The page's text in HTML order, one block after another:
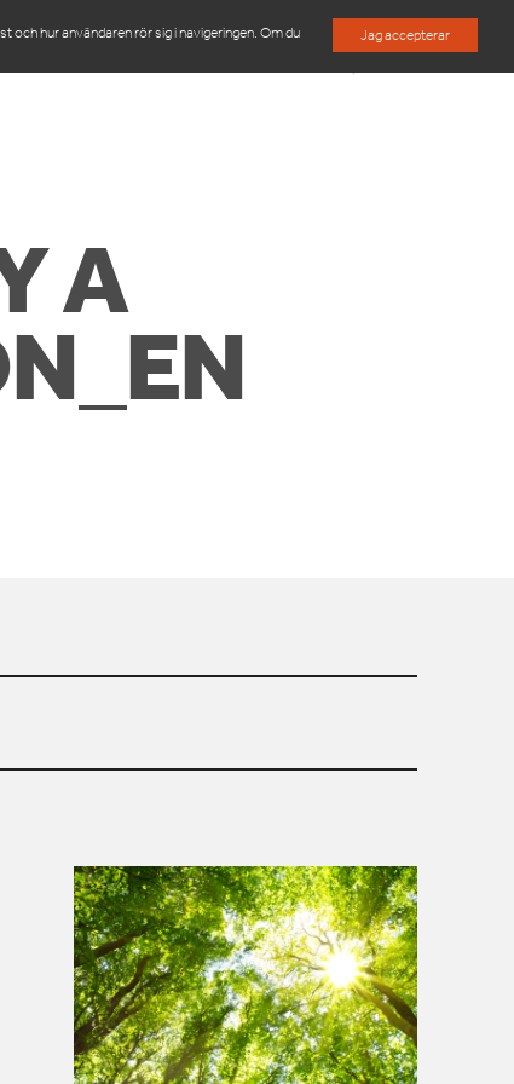
Jag accepterar
hur användaren rör sig i navigeringen. Om du
A